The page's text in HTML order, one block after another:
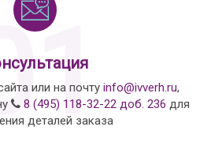
или на почту info@ivverh.ru,
8 (495) 118-32-22 доб. 236 для
деталей заказа